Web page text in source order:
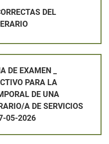
DEL
DE EXAMEN _
PARA LA
DE UNA
A DE SERVICIOS
05-2026